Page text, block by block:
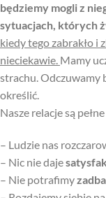
będziemy mogli z
sytuacjach, których
kiedy tego zabrakło i
nieciekawie. Mamy
strachu. Odczuwamy
określić.
Nasze relacje są
– Ludzie nas
– Nic nie daje
– Nie potrafimy